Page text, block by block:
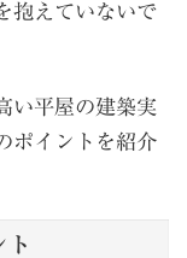
抱えていないで
い平屋の建築実
ポイントを紹介
ト